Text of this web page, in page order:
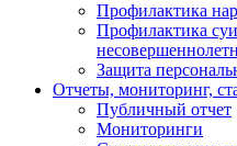
Профилактика
Профилактика
Защита
Отчеты, мониторинг,
Публичный отчет
Мониторинги